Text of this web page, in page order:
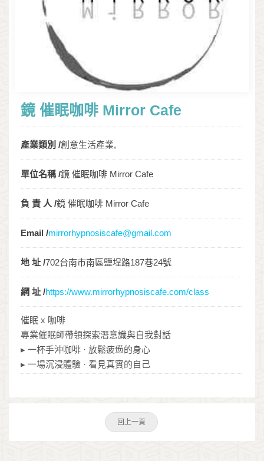
鏡 催眠咖啡 Mirror Cafe
產業類別 /創意生活產業,
單位名稱 /鏡 催眠咖啡 Mirror Cafe
負 責 人 /鏡 催眠咖啡 Mirror Cafe
Email /mirrorhypnosiscafe@gmail.com
地 址 /702台南市南區鹽埕路187巷24號
網 址 /https://www.mirrorhypnosiscafe.com/class
催眠 x 咖啡
專業催眠師帶領探索潛意識與自我對話
▸ 一杯手沖咖啡 · 放鬆疲憊的身心
▸ 一場沉浸體驗 · 看見真實的自己
回上一頁